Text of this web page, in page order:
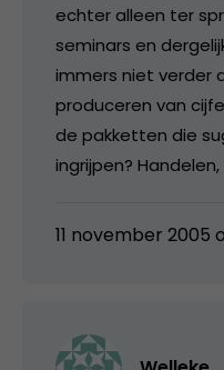
echter alleen ter
seminars en
immers niet verder
produceren van
de pakketten die
ingrijpen?
11 november 2005